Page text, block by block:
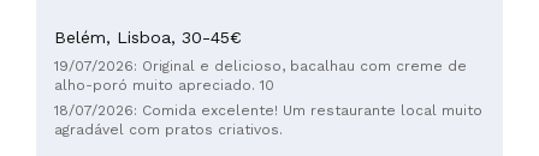
Belém, Lisboa, 30-45€
19/07/2026: Original e delicioso, bacalhau com creme de
alho-poró muito apreciado. 10
18/07/2026: Comida excelente! Um restaurante local muito
agradável com pratos criativos.